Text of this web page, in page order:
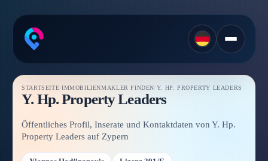
STARTSEITE/IMMOBILIENMAKLER FINDEN /Y. HP. PROPERTY LEADERS
Y. Hp. Property Leaders
Öffentliches Profil, Inserate und Kontaktdaten von Y. Hp.
Property Leaders auf Zypern